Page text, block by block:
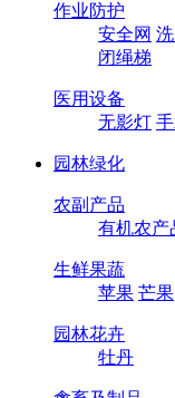
作业防护
安全网
闭绳梯
医用设备
无影灯
园林绿化
农副产品
有机农产
生鲜果蔬
苹果 芒果
园林花卉
牡丹